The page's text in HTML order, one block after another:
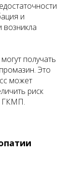
и
возникла
получать
Это
может
риск
ГКМП.